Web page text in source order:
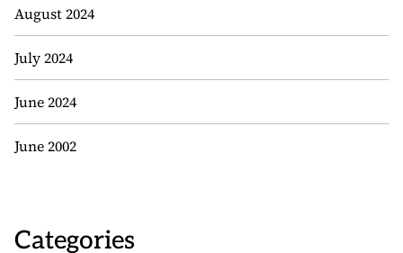
August 2024
July 2024
June 2024
June 2002
Categories